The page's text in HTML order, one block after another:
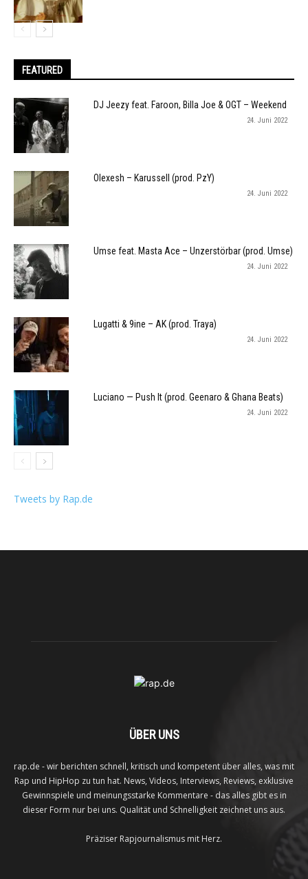
FEATURED
DJ Jeezy feat. Faroon, Billa Joe & OGT – Weekend
24. Juni 2022
Olexesh – Karussell (prod. PzY)
24. Juni 2022
Umse feat. Masta Ace – Unzerstörbar (prod. Umse)
24. Juni 2022
Lugatti & 9ine – AK (prod. Traya)
24. Juni 2022
Luciano — Push It (prod. Geenaro & Ghana Beats)
24. Juni 2022
Tweets by Rap.de
ÜBER UNS
rap.de - wir berichten schnell, kritisch und kompetent über alles, was mit
Rap und HipHop zu tun hat. News, Videos, Interviews, Reviews, exklusive
Gewinnspiele und meinungsstarke Kommentare - das alles gibt es in
dieser Form nur bei uns. Qualität und Schnelligkeit zeichnet uns aus.
Präziser Rapjournalismus mit Herz.